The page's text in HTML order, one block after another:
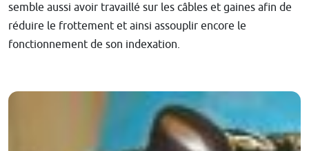
semble aussi avoir travaillé sur les câbles et gaines afin de
réduire le frottement et ainsi assouplir encore le
fonctionnement de son indexation.